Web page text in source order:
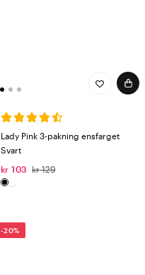
Lady Pink 3-pakning ensfarget
Svart
kr 103
kr 129
-20%